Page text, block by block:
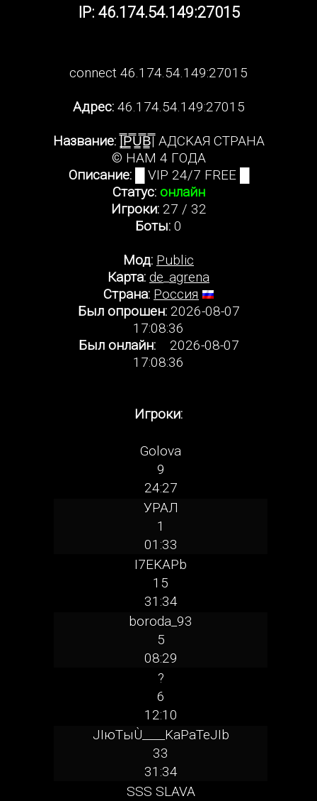
IP: 46.174.54.149:27015
connect 46.174.54.149:27015
Адрес: 46.174.54.149:27015
Название:|͇̿P͇̿U͇̿B͇̿| AДCKAЯ CTPAHA
© HAM 4 ГOДA
Описание:█ VIP 24/7 FREE █
Статус: онлайн
Игроки:27 / 32
Боты: 0
Мод: Public
Карта: de_agrena
Страна: Россия
Был опрошен:2026-08-07
17:08:36
Был онлайн:2026-08-07
17:08:36
Игроки:
Golova
9
24:27
УРАЛ
1
01:33
I7EKAPb
15
31:34
boroda_93
5
08:29
?
6
12:10
JIюTыÙ____KaPaTeJIb
33
31:34
SSS SLAVA